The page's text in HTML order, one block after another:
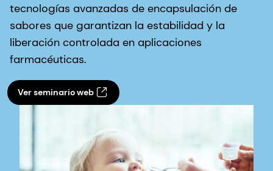
tecnologías avanzadas de encapsulación de
sabores que garantizan la estabilidad y la
liberación controlada en aplicaciones
farmacéuticas.
Ver seminario web